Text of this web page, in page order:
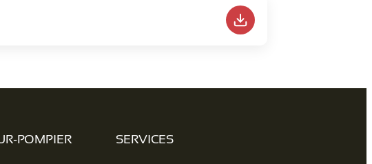
POMPIER SERVICES